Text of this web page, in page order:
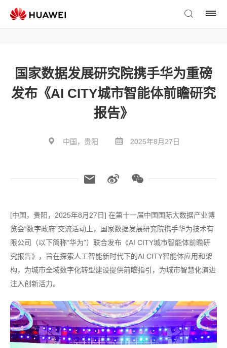
国家数据发展研究院携手华为重磅
发布《AI CITY城市智能体前瞻研究
报告》
中国，贵阳 2025年8月27日
[中国，贵阳，2025年8月27日] 在第十一届中国国际大数据产业博
览会“数字政府”交流活动上，国家数据发展研究院携手华为技术有
限公司（以下简称“华为”）联合发布《AI CITY城市智能体前瞻研
究报告》，旨在探索人工智能新时代下的AI CITY智能体应用和架
构，为城市全域数字化转型建设提供前瞻指引，为城市智慧化演进
注入创新活力。